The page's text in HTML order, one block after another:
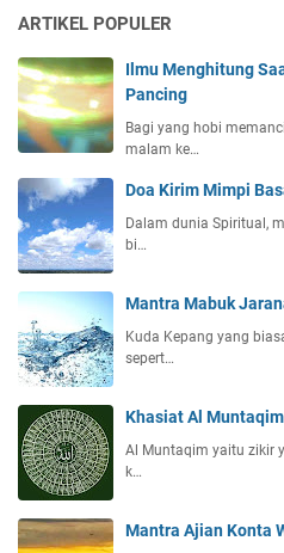
ARTIKEL POPULER
Ilmu Menghitung
Pancing
Bagi yang hobi
malam ke…
Doa Kirim Mimpi
Dalam dunia Spiritual,
bi…
Mantra Mabuk
Kuda Kepang yang
sepert…
Khasiat Al
Al Muntaqim yaitu zikir
k…
Mantra Ajian Konta